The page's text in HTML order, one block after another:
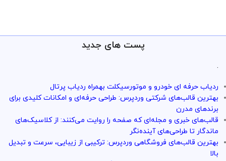
پست های جدید
.
ردیاب حرفه ای خودرو و موتورسیکلت بهمراه ردیاب پرتال
بهترین قالب‌های شرکتی وردپرس: طراحی حرفه‌ای و امکانات کلیدی برای
برندهای مدرن
قالب‌های خبری و مجله‌ای که صفحه را روایت می‌کنند: از کلاسیک‌های
ماندگار تا طراحی‌های آینده‌نگر
بهترین قالب‌های فروشگاهی وردپرس: ترکیبی از زیبایی، سرعت و تبدیل
بالا